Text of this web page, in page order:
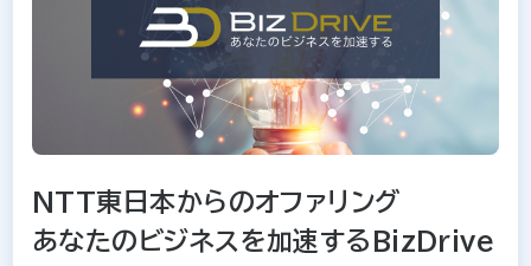
NTT東日本からのオファリング
あなたのビジネスを加速するBizDrive